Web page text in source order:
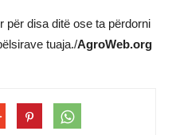
për disa ditë ose ta përdorni
tuaja./AgroWeb.org